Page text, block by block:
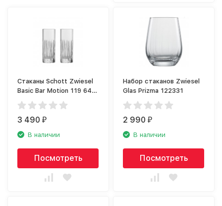
Стаканы Schott Zwiesel
Basic Bar Motion 119 649-
2
3 490₽
В наличии
Посмотреть
Набор стаканов Zwiesel
Glas Prizma 122331
2 990₽
В наличии
Посмотреть